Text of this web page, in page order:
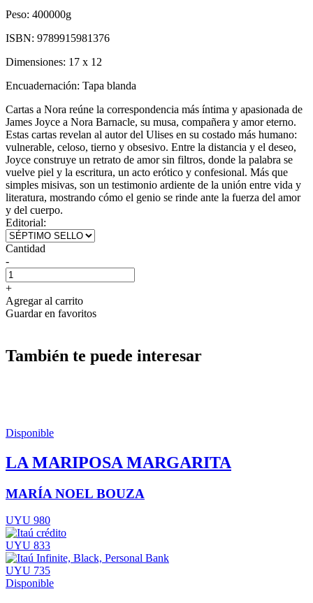
Peso: 400000g
ISBN: 9789915981376
Dimensiones: 17 x 12
Encuadernación: Tapa blanda
Cartas a Nora reúne la correspondencia más íntima y apasionada de
James Joyce a Nora Barnacle, su musa, compañera y amor eterno.
Estas cartas revelan al autor del Ulises en su costado más humano:
vulnerable, celoso, tierno y obsesivo. Entre la distancia y el deseo,
Joyce construye un retrato de amor sin filtros, donde la palabra se
vuelve piel y la escritura, un acto erótico y confesional. Más que
simples misivas, son un testimonio ardiente de la unión entre vida y
literatura, mostrando cómo el genio se rinde ante la fuerza del amor
y del cuerpo.
Editorial:
Cantidad
-
+
Agregar al carrito
Guardar en favoritos
También te puede interesar
Disponible
LA MARIPOSA MARGARITA
MARÍA NOEL BOUZA
UYU 980
UYU 833
UYU 735
Disponible